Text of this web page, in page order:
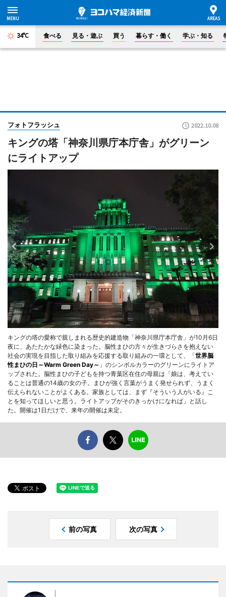
34°C 食べる 見る・遊ぶ 買う 暮らす・働く 学ぶ・知る
フォトフラッシュ 2022.10.08
キングの塔「神奈川県庁本庁舎」がグリーン
にライトアップ
キングの塔の愛称で親しまれる歴史的建造物「神奈川県庁本庁舎」が10月6日
夜に、あたたかな緑色に染まった。脳性まひの方々が生きづらさを抱えない
社会の実現を目指した取り組みを応援する取り組みの一環として、「世界脳
性まひの日～Warm Green Day～ 」のシンボルカラーのグリーンにライトア
ップされた。脳性まひの子どもを持つ青葉区在住の母親は「娘は、考えてい
ることは普通の14歳の女の子。まひが強く言葉がうまく発せられず、うまく
伝えられないことがよくある。家族としては、まず『そういう人がいる』こ
とを知ってほしいと思う。ライトアップがそのきっかけになれば」と話し
た。開催は1日だけで、来年の開催は未定。
前の写真 次の写真